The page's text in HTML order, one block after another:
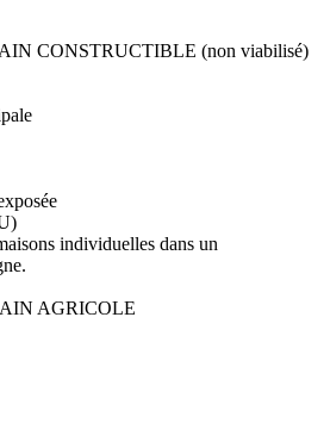
CONSTRUCTIBLE (non viabilisé)
individuelles dans un
AGRICOLE